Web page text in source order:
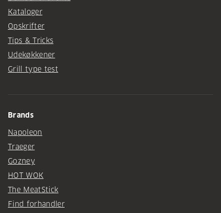
Kataloger
Opskrifter
Tips & Tricks
Udekøkkener
Grill type test
Brands
Napoleon
Traeger
Gozney
HOT WOK
The MeatStick
Find forhandler